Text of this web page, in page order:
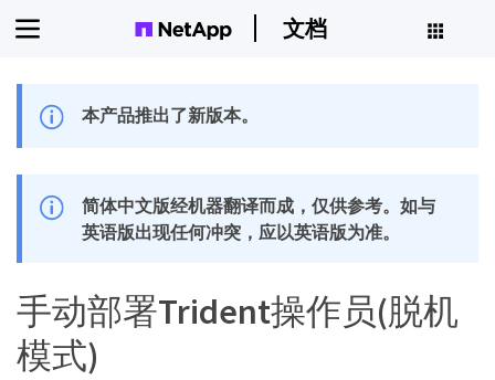
文档
本产品推出了新版本。
简体中文版经机器翻译而成，仅供参考。如与
英语版出现任何冲突，应以英语版为准。
手动部署Trident操作员(脱机
模式)